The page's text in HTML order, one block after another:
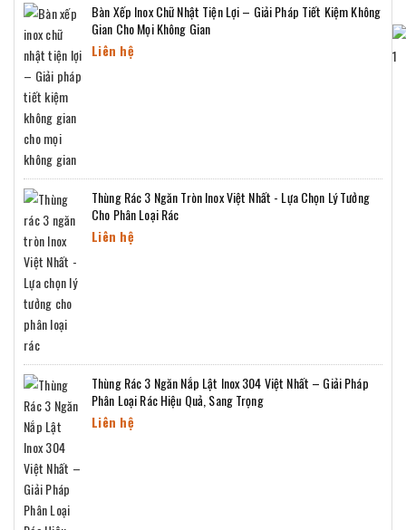
Bàn Xếp Inox Chữ Nhật Tiện Lợi – Giải Pháp Tiết Kiệm Không
Gian Cho Mọi Không Gian
Liên hệ
Thùng Rác 3 Ngăn Tròn Inox Việt Nhất - Lựa Chọn Lý Tưởng
Cho Phân Loại Rác
Liên hệ
Thùng Rác 3 Ngăn Nắp Lật Inox 304 Việt Nhất – Giải Pháp
Phân Loại Rác Hiệu Quả, Sang Trọng
Liên hệ